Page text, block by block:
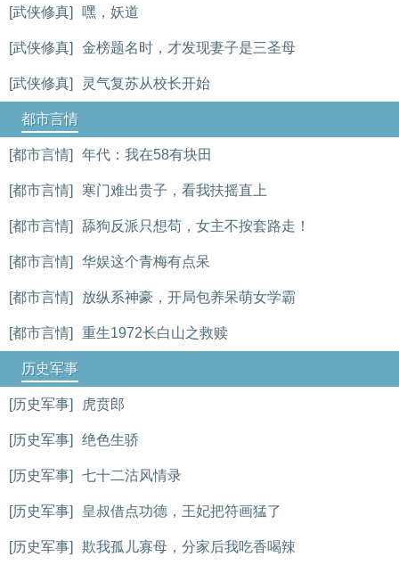
[武侠修真] 嘿，妖道
[武侠修真] 金榜题名时，才发现妻子是三圣母
[武侠修真] 灵气复苏从校长开始
都市言情
[都市言情] 年代：我在58有块田
[都市言情] 寒门难出贵子，看我扶摇直上
[都市言情] 舔狗反派只想苟，女主不按套路走！
[都市言情] 华娱这个青梅有点呆
[都市言情] 放纵系神豪，开局包养呆萌女学霸
[都市言情] 重生1972长白山之救赎
历史军事
[历史军事] 虎贲郎
[历史军事] 绝色生骄
[历史军事] 七十二沽风情录
[历史军事] 皇叔借点功德，王妃把符画猛了
[历史军事] 欺我孤儿寡母，分家后我吃香喝辣